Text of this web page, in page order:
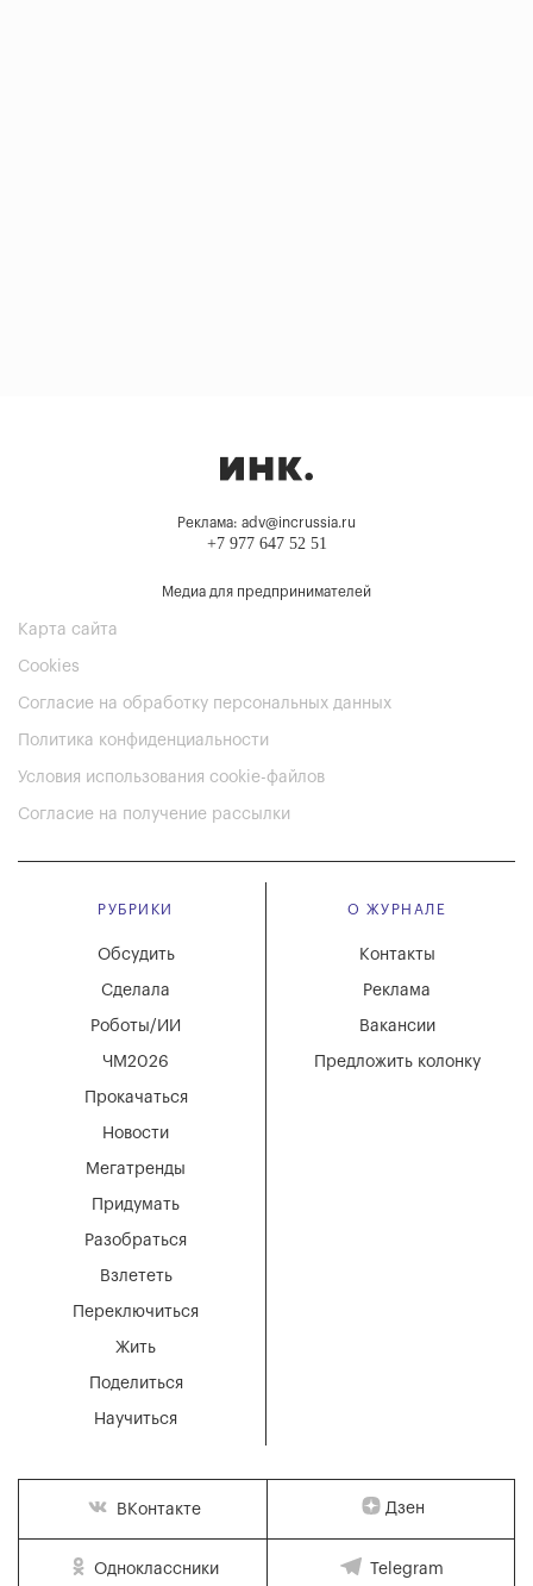
Реклама: adv@incrussia.ru
+7 977 647 52 51
Медиа для предпринимателей
Карта сайта
Cookies
Согласие на обработку персональных данных
Политика конфиденциальности
Условия использования cookie-файлов
Согласие на получение рассылки
РУБРИКИ
Мегатренды
Придумать
Разобраться
Взлететь
Новости
Переключиться
Жить
Поделиться
Научиться
Обсудить
Сделала
Роботы/ИИ
ЧМ2026
Прокачаться
О ЖУРНАЛЕ
Вакансии
Реклама
Контакты
Предложить колонку
ВКонтакте Дзен
Одноклассники Telegram